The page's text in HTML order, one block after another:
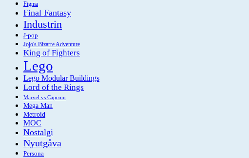
Figma
Final Fantasy
Industrin
J-pop
Jojo's Bizarre Adventure
King of Fighters
Lego
Lego Modular Buildings
Lord of the Rings
Marvel vs Capcom
Mega Man
Metroid
MOC
Nostalgi
Nyutgåva
Persona